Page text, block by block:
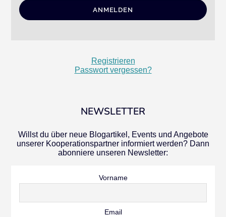
Registrieren
Passwort vergessen?
NEWSLETTER
Willst du über neue Blogartikel, Events und Angebote
unserer Kooperationspartner informiert werden? Dann
abonniere unseren Newsletter:
Vorname
Email